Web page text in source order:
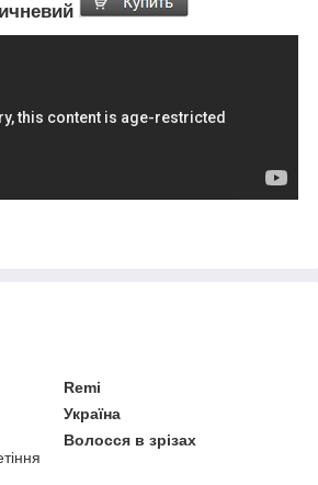
Remi
Україна
Волосся в зрізах